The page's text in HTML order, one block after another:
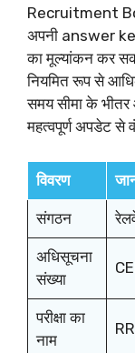
Recruitment
अपनी answer
का मूल्यांकन कर
नियमित रूप से
समय सीमा के भीतर
महत्वपूर्ण अपडेट से
विवरण
संगठन
अधिसूचना
संख्या
परीक्षा का
नाम